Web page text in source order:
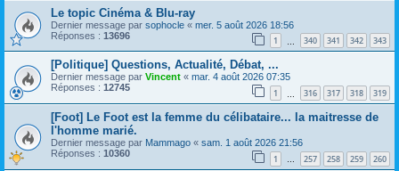
Le topic Cinéma & Blu-ray
Dernier message par sophocle « mer. 5 août 2026 18:56
Réponses : 13696 1 340 341 342 343
[Politique] Questions, Actualité, Débat, ...
Dernier message par Vincent « mar. 4 août 2026 07:35
Réponses : 12745 1 316 317 318 319
[Foot] Le Foot est la femme du célibataire... la maitresse de
l'homme marié.
Dernier message par Mammago « sam. 1 août 2026 21:56
Réponses : 10360 1 … 257 258 259 260